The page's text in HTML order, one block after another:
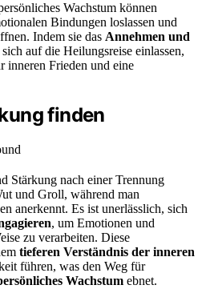
Wachstum können
Bindungen loslassen und
Indem sie das Annehmen und
auf die Heilungsreise einlassen,
inneren Frieden und eine
finden
Stärkung nach einer Trennung
und Groll, während man
anerkennt. Es ist unerlässlich, sich
, um Emotionen und
zu verarbeiten. Diese
tieferen Verständnis der inneren
führen, was den Weg für
Wachstum ebnet.